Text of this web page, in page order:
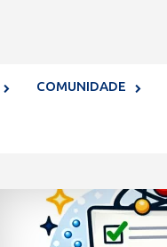
COMUNIDADE